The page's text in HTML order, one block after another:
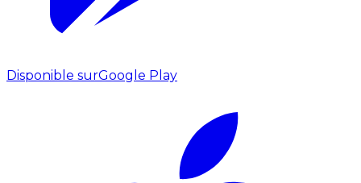
Disponible surGoogle Play